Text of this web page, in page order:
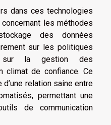
dans ces technologies
les méthodes
des données
sur les politiques
sur la gestion des
climat de confiance. Ce
relation saine entre
permettant une
de communication